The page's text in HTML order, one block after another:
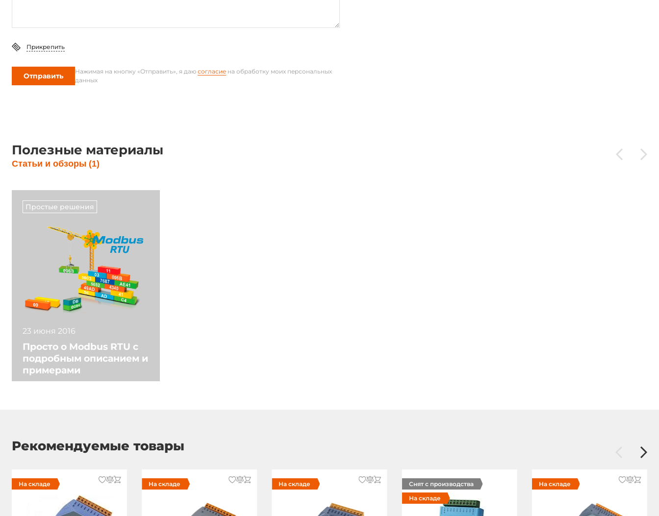
Требования по питанию
DC входное напряжение
Глубина
Эксплуатационные характеристики
Температура эксплуатации
Стандарты и сертификаты
Габариты упаковки
Вес в упаковке
Прикрепить
Отправить Нажимая на кнопку «Отправить», я даю согласие на обработку моих персональных
данных
Полезные материалы
Статьи и обзоры (1)
Простые решения
23 июня 2016
Просто о Modbus RTU с
подробным описанием и
примерами
Рекомендуемые товары
На складе На складе На складе
Снят с производства
На складе
На складе